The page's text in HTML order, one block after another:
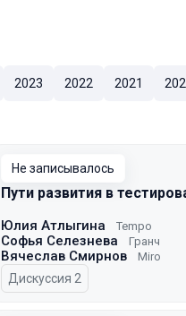
2023 2022 2021
Не записывалось
Пути развития в
Юлия Атлыгина Tempo
Софья Селезнева Гранч
Вячеслав Смирнов Miro
Дискуссия 2